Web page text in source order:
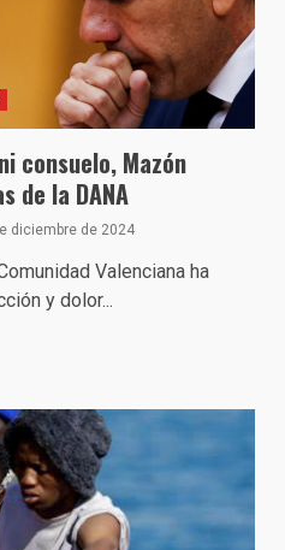
consuelo, Mazón
de la DANA
diciembre de 2024
Valenciana ha
y dolor...